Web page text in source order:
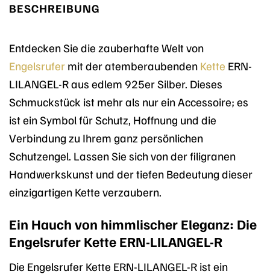
BESCHREIBUNG
Entdecken Sie die zauberhafte Welt von
Engelsrufer mit der atemberaubenden Kette ERN-
LILANGEL-R aus edlem 925er Silber. Dieses
Schmuckstück ist mehr als nur ein Accessoire; es
ist ein Symbol für Schutz, Hoffnung und die
Verbindung zu Ihrem ganz persönlichen
Schutzengel. Lassen Sie sich von der filigranen
Handwerkskunst und der tiefen Bedeutung dieser
einzigartigen Kette verzaubern.
Ein Hauch von himmlischer Eleganz: Die
Engelsrufer Kette ERN-LILANGEL-R
Die Engelsrufer Kette ERN-LILANGEL-R ist ein